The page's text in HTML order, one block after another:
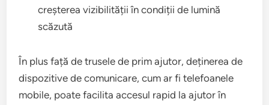
creșterea vizibilității în condiții de lumină
scăzută
În plus față de trusele de prim ajutor, deținerea de
dispozitive de comunicare, cum ar fi telefoanele
mobile, poate facilita accesul rapid la ajutor în